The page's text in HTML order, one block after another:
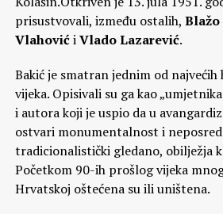
prisustvovali, između ostalih, Blažo
VlahovićiVlado Lazarević.
Bakić je smatran jednim od
vijeka. Opisivali su ga kao
i autora koji je uspio da u
ostvari monumentalnost i
tradicionalistički gledano, obilježja
Početkom 90-ih prošlog vijeka
Hrvatskoj oštećena su ili uništena.